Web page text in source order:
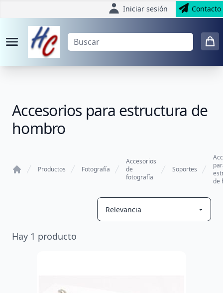
Iniciar sesión Contacto
Accesorios para estructura de
hombro
Productos Fotografía
Accesorios
de
fotografía
Soportes
de
Hay 1 producto